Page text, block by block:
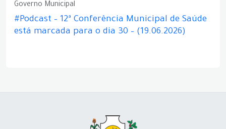
Governo Municipal
#Podcast – 12ª Conferência Municipal de Saúde
está marcada para o dia 30 – (19.06.2026)